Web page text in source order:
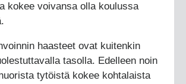
kokee voivansa olla koulussa
haasteet ovat kuitenkin
tasolla. Edelleen noin
tytöistä kokee kohtalaista